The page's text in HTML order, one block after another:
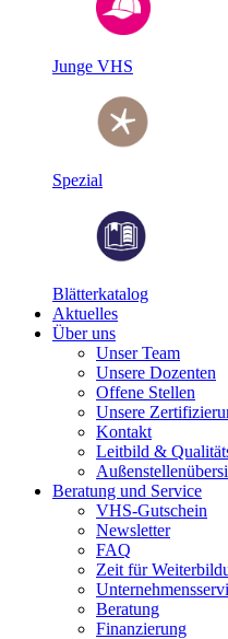
Junge VHS
Spezial
Blätterkatalog
Aktuelles
Über uns
Unser Team
Unsere Dozenten
Offene Stellen
Unsere
Kontakt
Leitbild &
Beratung und Service
VHS-Gutschein
Newsletter
FAQ
Zeit für
Beratung
Finanzierung